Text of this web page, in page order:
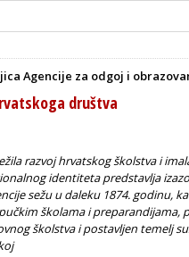
Agencije za odgoj i
društva
razvoj hrvatskog školstva i
identiteta predstavlja
sežu u daleku 1874. godinu,
školama i preparandijama,
školstva i postavljen temelj